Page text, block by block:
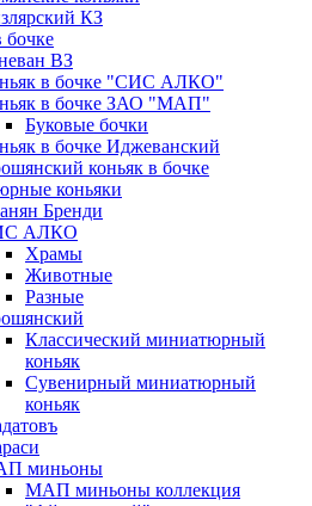
КЗ
бочке
ВЗ
в бочке "СИС АЛКО"
в бочке ЗАО "МАП"
Буковые бочки
в бочке Иджеванский
коньяк в бочке
коньяки
Бренди
АЛКО
Храмы
Животные
Разные
Классический миниатюрный
коньяк
Сувенирный миниатюрный
коньяк
миньоны
МАП миньоны коллекция